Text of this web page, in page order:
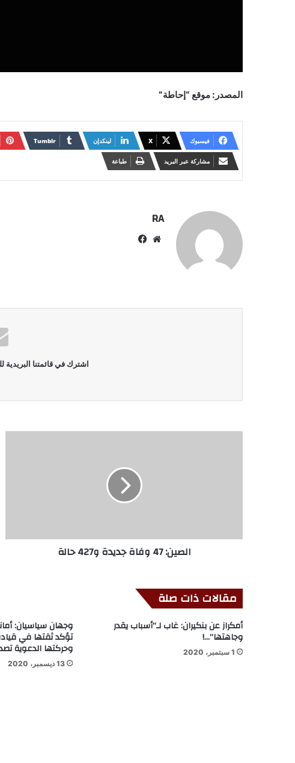
المصدر: موقع “إحاطة”
فيسبوك X لينكدإن
مشاركة عبر البريد طباعة
RA
موقع
اشترك في قائمتنا
الصين: 47 وفاة جديدة و427 حالة
مقالات ذات صلة
أمكراز عن بنكيران: غاب لـ”أسباب يقدر
وجاهتها”…!
1 سبتمبر، 2020
وجهان سياسيان:
تؤكد ثقتها في
وحركتها الدعوية
13 ديسمبر، 2020